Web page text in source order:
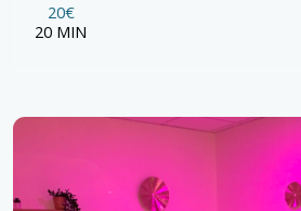
20€
20 MIN